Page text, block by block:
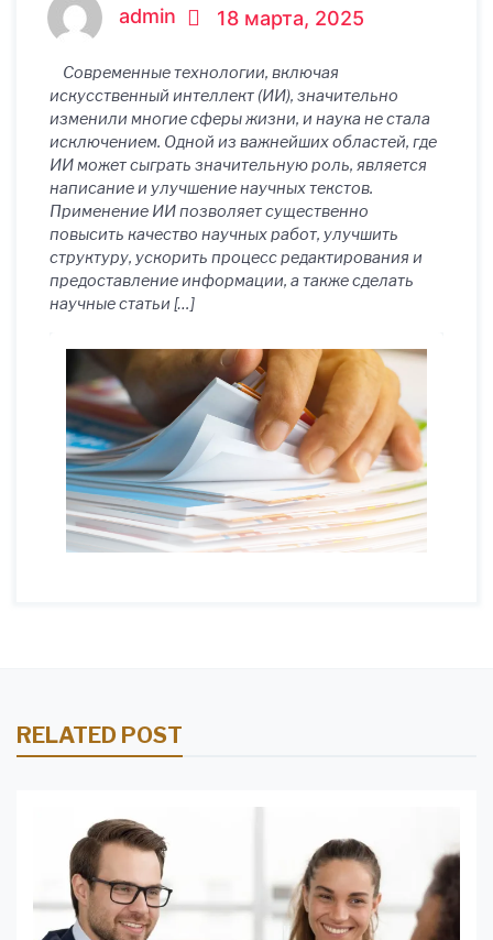
научных текстов:
перспективы и риски
admin 18 марта, 2025
Современные технологии, включая
искусственный интеллект (ИИ), значительно
изменили многие сферы жизни, и наука не стала
исключением. Одной из важнейших областей, где
ИИ может сыграть значительную роль, является
написание и улучшение научных текстов.
Применение ИИ позволяет существенно
повысить качество научных работ, улучшить
структуру, ускорить процесс редактирования и
предоставление информации, а также сделать
научные статьи […]
RELATED POST